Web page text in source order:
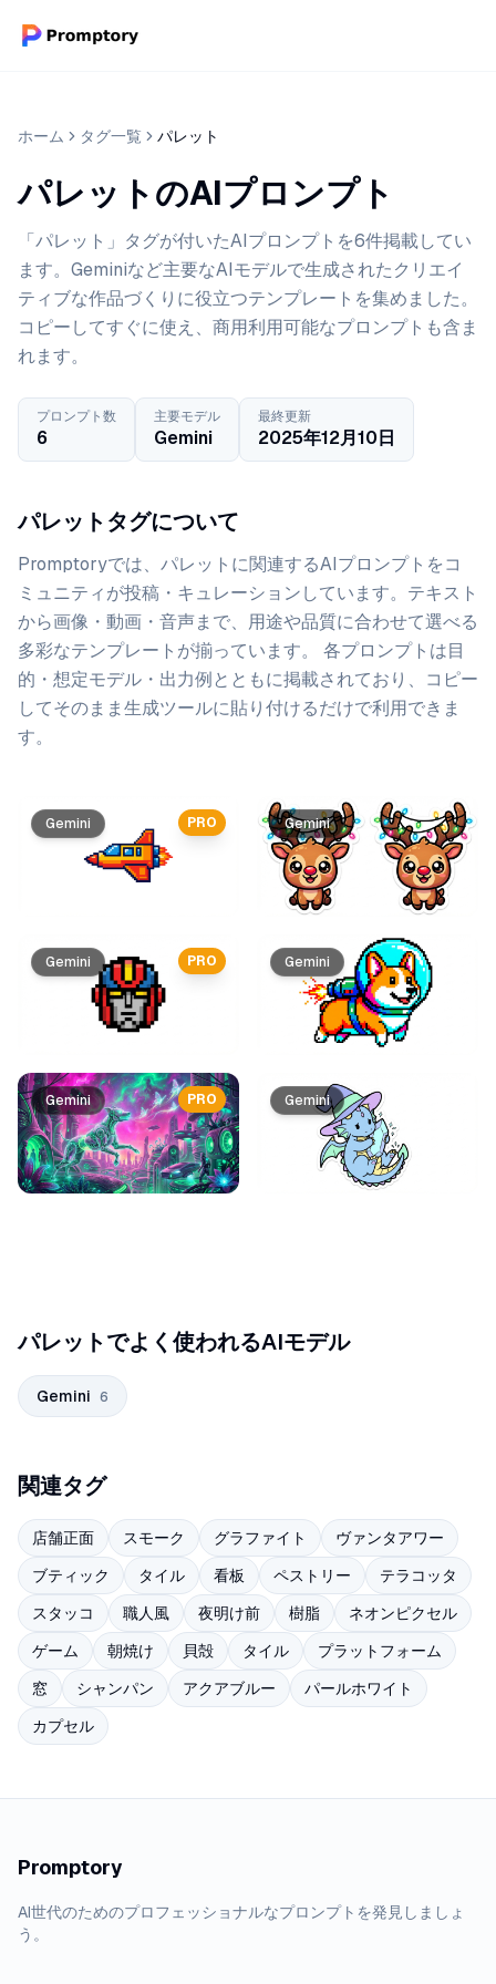
ホーム タグ一覧 パレット
パレットのAIプロンプト
「パレット」タグが付いたAIプロンプトを6件掲載してい
ます。Geminiなど主要なAIモデルで生成されたクリエイ
ティブな作品づくりに役立つテンプレートを集めました。
コピーしてすぐに使え、商用利用可能なプロンプトも含ま
れます。
プロンプト数
6
主要モデル
Gemini
最終更新
2025年12月10日
パレットタグについて
Promptoryでは、 パレット に関連するAIプロンプトをコ
ミュニティが投稿・キュレーションしています。 テキスト
から画像・動画・音声まで、用途や品質に合わせて選べる
多彩なテンプレートが揃っています。 各プロンプトは目
的・想定モデル・出力例とともに掲載されており、コピー
してそのまま生成ツールに貼り付けるだけで利用できま
す。
プロンプト一覧
PRO
Gemini
PRO
Gemini
PRO
Gemini
Gemini
Gemini
Gemini
パレットでよく使われるAIモデル
Gemini 6
関連タグ
店舗正面 スモーク グラファイト
ヴァンタアワー
ブティック
タイル 看板 ペストリー
テラコッタ
スタッコ
職人風 夜明け前 樹脂
ネオンピクセル
ゲーム
朝焼け 貝殻 タイル
プラットフォーム
窓
シャンパン アクアブルー
パールホワイト
カプセル
Promptory
AI世代のためのプロフェッショナルなプロンプトを発見しましょ
う。